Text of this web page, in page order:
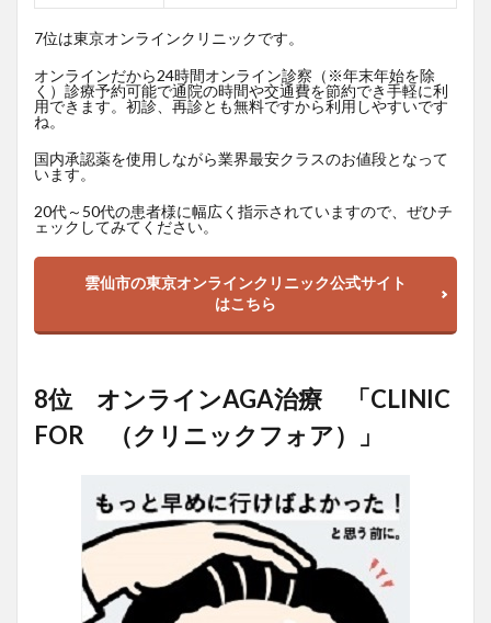
7位は東京オンラインクリニックです。
オンラインだから24時間オンライン診察（※年末年始を除
く）診療予約可能で通院の時間や交通費を節約でき手軽に利
用できます。初診、再診とも無料ですから利用しやすいです
ね。
国内承認薬を使用しながら業界最安クラスのお値段となって
います。
20代～50代の患者様に幅広く指示されていますので、ぜひチ
ェックしてみてください。
雲仙市の東京オンラインクリニック公式サイト
はこちら
8位 オンラインAGA治療 「CLINIC
FOR （クリニックフォア）」